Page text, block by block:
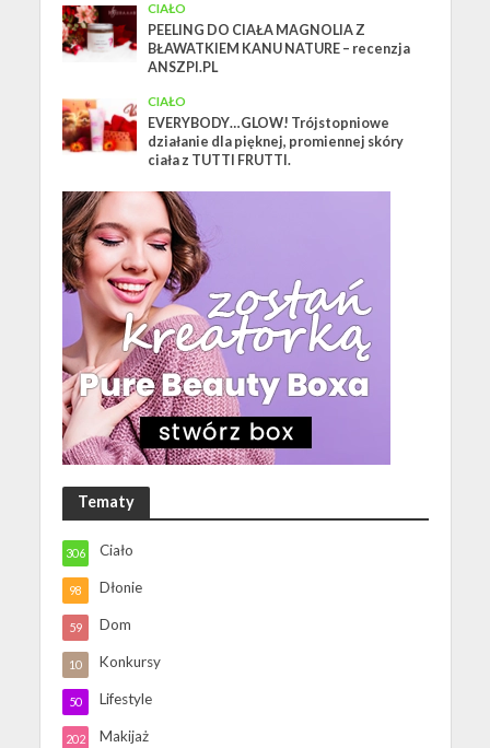
CIAŁO
PEELING DO CIAŁA MAGNOLIA Z
BŁAWATKIEM KANU NATURE – recenzja
ANSZPI.PL
CIAŁO
EVERYBODY…GLOW! Trójstopniowe
działanie dla pięknej, promiennej skóry
ciała z TUTTI FRUTTI.
Tematy
Ciało
306
Dłonie
98
Dom
59
Konkursy
10
Lifestyle
50
Makijaż
202